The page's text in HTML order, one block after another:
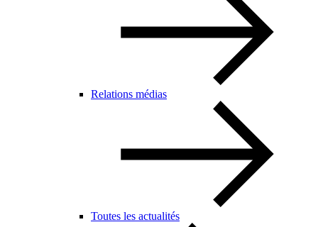
Relations médias
Toutes les actualités